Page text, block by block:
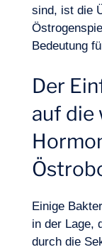
sind, ist die
Bedeutung
Der
auf die
Einige
in der Lage,
durch die